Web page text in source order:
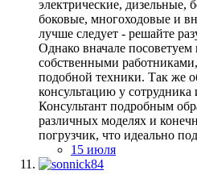
электрические, дизельные,
боковые, многоходовые и
лучше следует - решайте
Однако вначале
собственными
подобной техники. Так же
консультацию у сотрудника
Консультант подробным
различных моделях и
погрузчик, что идеально
15 июля